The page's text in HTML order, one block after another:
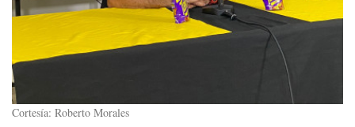
Cortesía: Roberto Morales